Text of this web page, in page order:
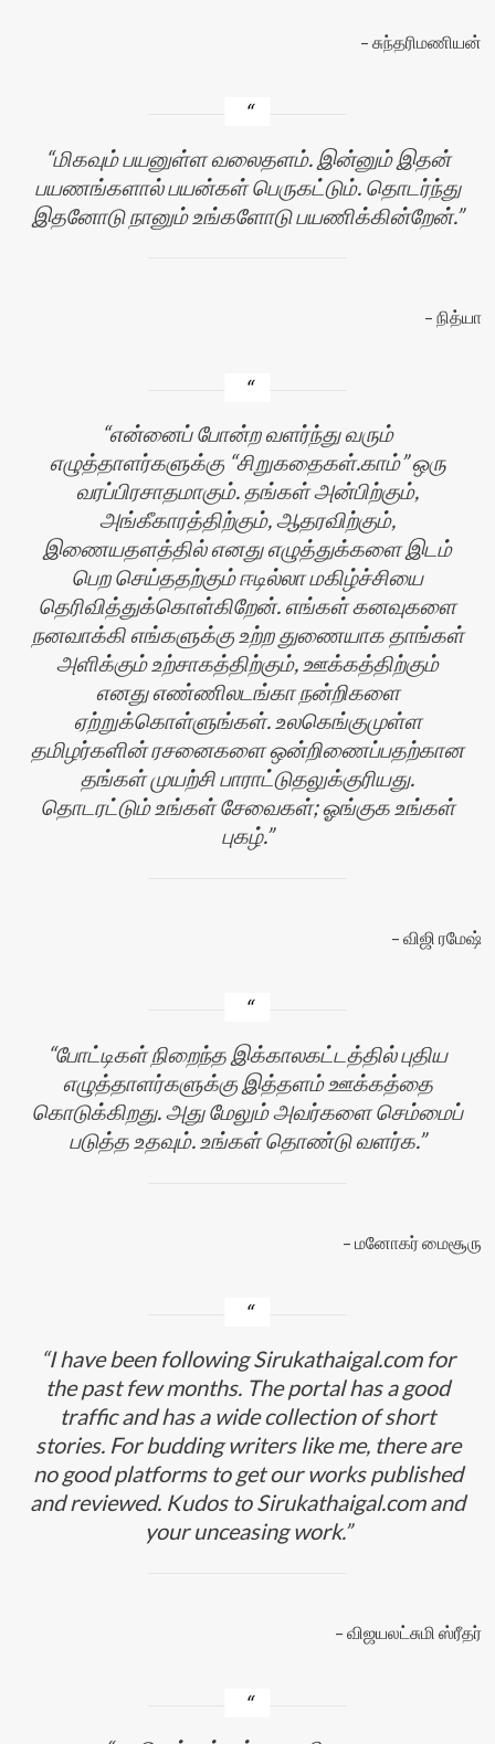
சுந்தரிமணியன்
மிகவும் பயனுள்ள வலைதளம். இன்னும் இதன்
பயணங்களால் பயன்கள் பெருகட்டும். தொடர்ந்து
இதனோடு நானும் உங்களோடு பயணிக்கின்றேன்.
நித்யா
என்னைப் போன்ற வளர்ந்து வரும்
எழுத்தாளர்களுக்கு “சிறுகதைகள்.காம்” ஒரு
வரப்பிரசாதமாகும். தங்கள் அன்பிற்கும்,
அங்கீகாரத்திற்கும், ஆதரவிற்கும்,
இணையதளத்தில் எனது எழுத்துக்களை இடம்
பெற செய்ததற்கும் ஈடில்லா மகிழ்ச்சியை
தெரிவித்துக்கொள்கிறேன். எங்கள் கனவுகளை
நனவாக்கி எங்களுக்கு உற்ற துணையாக தாங்கள்
அளிக்கும் உற்சாகத்திற்கும், ஊக்கத்திற்கும்
எனது எண்ணிலடங்கா நன்றிகளை
ஏற்றுக்கொள்ளுங்கள். உலகெங்குமுள்ள
தமிழர்களின் ரசனைகளை ஒன்றிணைப்பதற்கான
தங்கள் முயற்சி பாராட்டுதலுக்குரியது.
தொடரட்டும் உங்கள் சேவைகள்; ஓங்குக உங்கள்
புகழ்.
விஜி ரமேஷ்
போட்டிகள் நிறைந்த இக்காலகட்டத்தில் புதிய
எழுத்தாளர்களுக்கு இத்தளம் ஊக்கத்தை
கொடுக்கிறது. அது மேலும் அவர்களை செம்மைப்
படுத்த உதவும். உங்கள் தொண்டு வளர்க.
மனோகர் மைசூரு
I have been following Sirukathaigal.com for
the past few months. The portal has a good
traffic and has a wide collection of short
stories. For budding writers like me, there are
no good platforms to get our works published
and reviewed. Kudos to Sirukathaigal.com and
your unceasing work.
விஜயலட்சுமி ஸ்ரீதர்